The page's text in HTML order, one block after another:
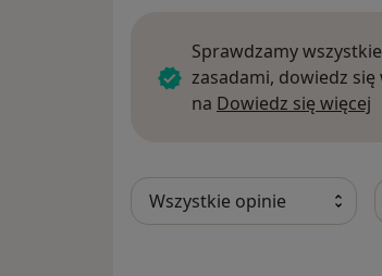
Sprawdzamy
zasadami, dowiedz
na Dowiedz się więcej